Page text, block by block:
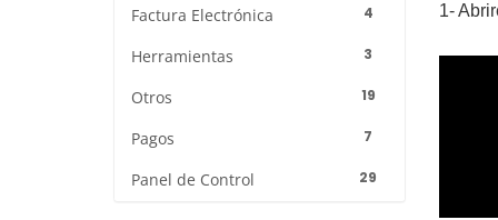
1-
4
Factura Electrónica
3
Herramientas
19
Otros
7
Pagos
29
Panel de Control